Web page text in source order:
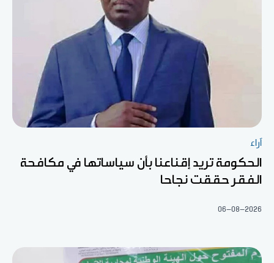
آراء
الحكومة تريد إقناعنا بأن سياساتها في مكافحة
الفقر حققت نجاحا
06-08-2026